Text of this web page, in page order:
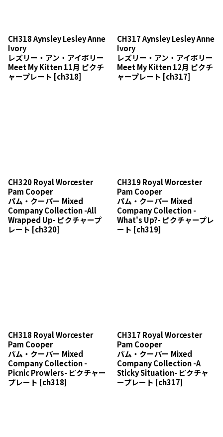
CH318 Aynsley Lesley Anne
Ivory
レズリー・アン・アイボリー
Meet My Kitten 11月 ピクチ
ャープレート [ch318]
CH317 Aynsley Lesley Anne
Ivory
レズリー・アン・アイボリー
Meet My Kitten 12月 ピクチ
ャープレート [ch317]
CH320 Royal Worcester
Pam Cooper
パム・クーパー Mixed
Company Collection -All
Wrapped Up- ピクチャープ
レート [ch320]
CH319 Royal Worcester
Pam Cooper
パム・クーパー Mixed
Company Collection -
What's Up?- ピクチャープレ
ート [ch319]
CH318 Royal Worcester
Pam Cooper
パム・クーパー Mixed
Company Collection -
Picnic Prowlers- ピクチャー
プレート [ch318]
CH317 Royal Worcester
Pam Cooper
パム・クーパー Mixed
Company Collection -A
Sticky Situation- ピクチャ
ープレート [ch317]